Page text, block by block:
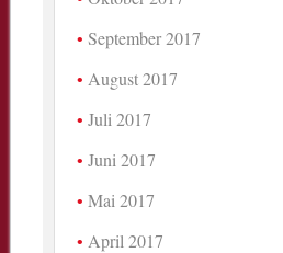
September 2017
August 2017
Juli 2017
Juni 2017
Mai 2017
April 2017